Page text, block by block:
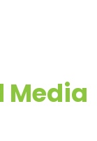
Media